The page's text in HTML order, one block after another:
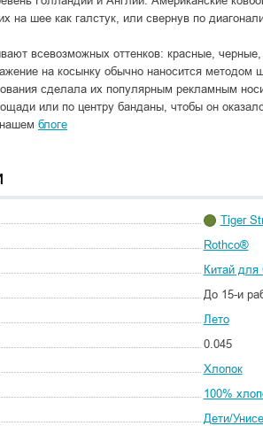
на шее как галстук, или свернув по
всевозможных оттенков: красные,
на косынку обычно наносится методом
сделала их популярным рекламным
или по центру банданы, чтобы он
блоге
Tiger
Rothco®
Китай
До 15-и
Лето
0.045
Хлопок
100%
Дети/